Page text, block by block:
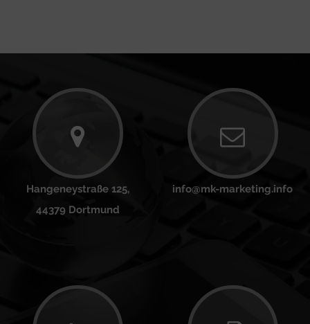
Hangeneystraße 125,
44379 Dortmund
info@mk-marketing.info